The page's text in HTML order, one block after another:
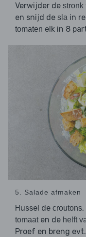
Verwijder de stronk
en snijd de sla in
tomaten elk in 8
5. Salade afmaken
Hussel de croutons
tomaaten de helft
Proef en breng